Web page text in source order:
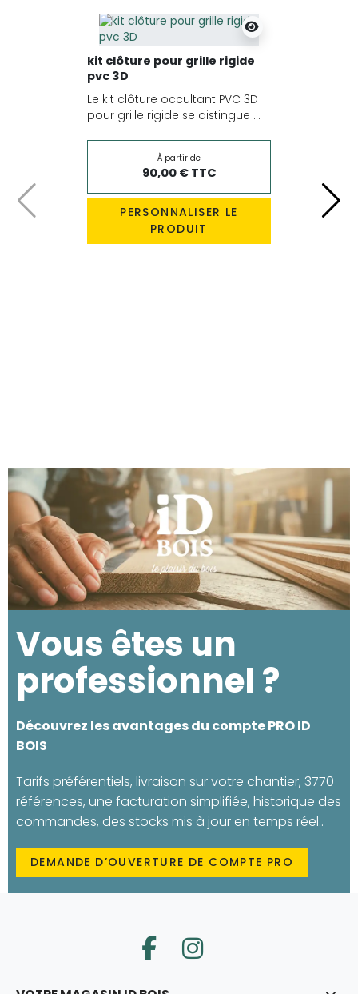
kit clôture pour grille rigide
pvc 3D
Le kit clôture occultant PVC 3D
pour grille rigide se distingue ...
À partir de
90,00 € TTC
PERSONNALISER LE
PRODUIT
Précédent
Vous êtes un
professionnel ?
Découvrez les avantages du compte PRO ID
BOIS
Tarifs préférentiels, livraison sur votre chantier, 3770
références, une facturation simplifiée, historique des
commandes, des stocks mis à jour en temps réel..
DEMANDE D’OUVERTURE DE COMPTE PRO